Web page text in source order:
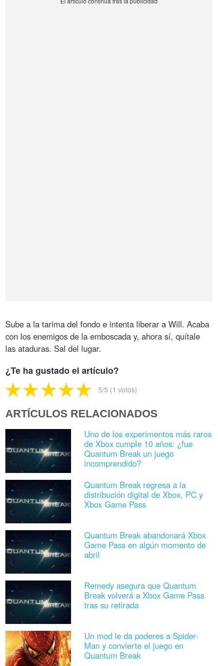
Sube a la tarima del fondo e intenta liberar a Will. Acaba
con los enemigos de la emboscada y, ahora sí, quítale
las ataduras. Sal del lugar.
¿Te ha gustado el artículo?
5/5 (1 votos)
ARTÍCULOS RELACIONADOS
Uno de los experimentos más raros
de Xbox cumple 10 años: ¿fue
Quantum Break un juego
incomprendido?
Quantum Break regresa a la
distribución digital de Xbox, PC y
Xbox Game Pass
Quantum Break abandonará Xbox
Game Pass en algún momento de
abril
Remedy asegura que Quantum
Break volverá a Xbox Game Pass
tras su retirada
Un mod le da poderes a Spider-
Man y convierte el juego en
Quantum Break